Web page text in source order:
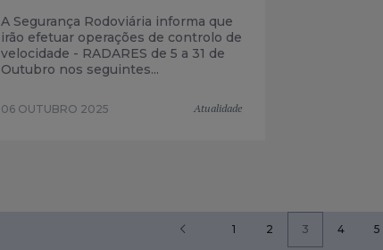
A Segurança Rodoviária informa que
irão efetuar operações de controlo de
velocidade - RADARES de 5 a 31 de
Outubro nos seguintes...
06 OUTUBRO 2025 Atualidade
1 2 3 4 5